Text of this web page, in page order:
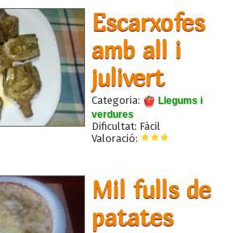
Escarxofes
amb all i
julivert
Categoria:
Llegums i
verdures
Dificultat: Fàcil
Valoració:
Mil fulls de
patates